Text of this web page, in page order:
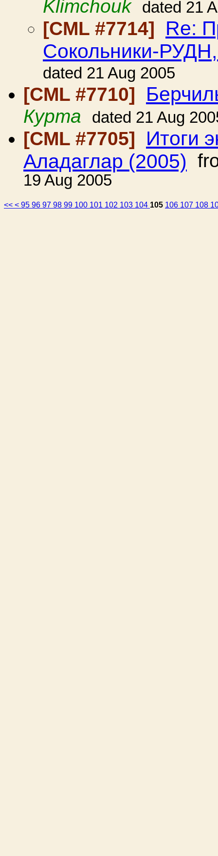
Klimchouk dated 21
[CML #7714] Re:
Сокольники-
dated 21 Aug 2005
[CML #7710]
Курта dated 21 Aug
[CML #7705] Итоги
Аладаглар (2005)
19 Aug 2005
<< < 95 96 97 98 99 100 101 102 103 104 105 106 107 108